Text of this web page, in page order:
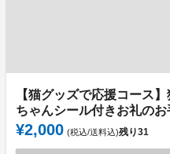
【猫グッズで応援コース
ちゃんシール付きお礼のお
¥2,000 (税込/送料込)残り31